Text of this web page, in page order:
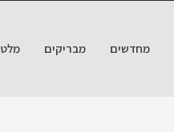
מחדשים מבריקים